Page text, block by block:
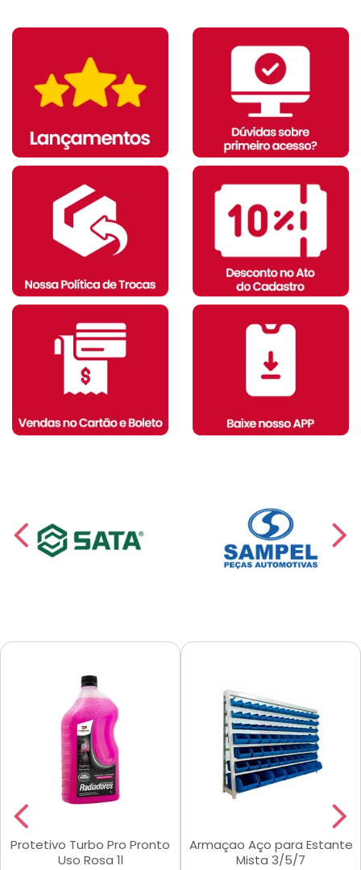
Protetivo Turbo Pro Pronto
Uso Rosa 1l
Armaçao Aço para Estante
Mista 3/5/7